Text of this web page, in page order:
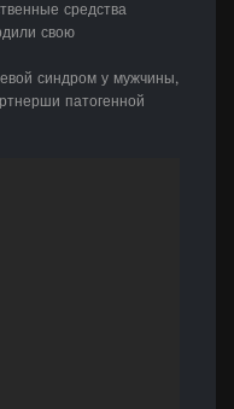
средства
свою
синдром у мужчины,
патогенной